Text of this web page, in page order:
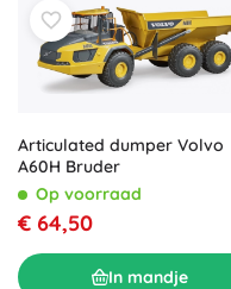
Articulated dumper Volvo
A60H Bruder
Op voorraad
€ 64,50
In mandje